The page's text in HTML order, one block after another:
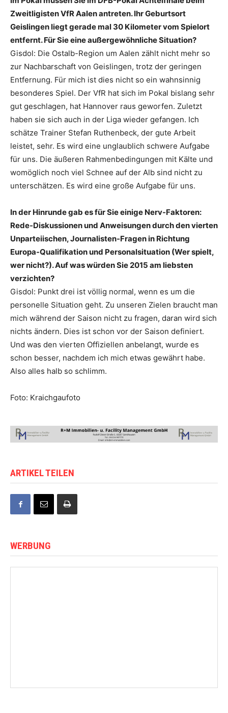
Zweitligisten VfR Aalen antreten. Ihr Geburtsort
Geislingen liegt gerade mal 30 Kilometer vom Spielort
entfernt. Für Sie eine außergewöhnliche Situation?
Gisdol: Die Ostalb-Region um Aalen zählt nicht mehr so
zur Nachbarschaft von Geislingen, trotz der geringen
Entfernung. Für mich ist dies nicht so ein wahnsinnig
besonderes Spiel. Der VfR hat sich im Pokal bislang sehr
gut geschlagen, hat Hannover raus geworfen. Zuletzt
haben sie sich auch in der Liga wieder gefangen. Ich
schätze Trainer Stefan Ruthenbeck, der gute Arbeit
leistet, sehr. Es wird eine unglaublich schwere Aufgabe
für uns. Die äußeren Rahmenbedingungen mit Kälte und
womöglich noch viel Schnee auf der Alb sind nicht zu
unterschätzen. Es wird eine große Aufgabe für uns.
In der Hinrunde gab es für Sie einige Nerv-Faktoren:
Rede-Diskussionen und Anweisungen durch den vierten
Unparteiischen, Journalisten-Fragen in Richtung
Europa-Qualifikation und Personalsituation (Wer spielt,
wer nicht?). Auf was würden Sie 2015 am liebsten
verzichten?
Gisdol: Punkt drei ist völlig normal, wenn es um die
personelle Situation geht. Zu unseren Zielen braucht man
mich während der Saison nicht zu fragen, daran wird sich
nichts ändern. Dies ist schon vor der Saison definiert.
Und was den vierten Offiziellen anbelangt, wurde es
schon besser, nachdem ich mich etwas gewährt habe.
Also alles halb so schlimm.
Foto: Kraichgaufoto
ARTIKEL TEILEN
WERBUNG